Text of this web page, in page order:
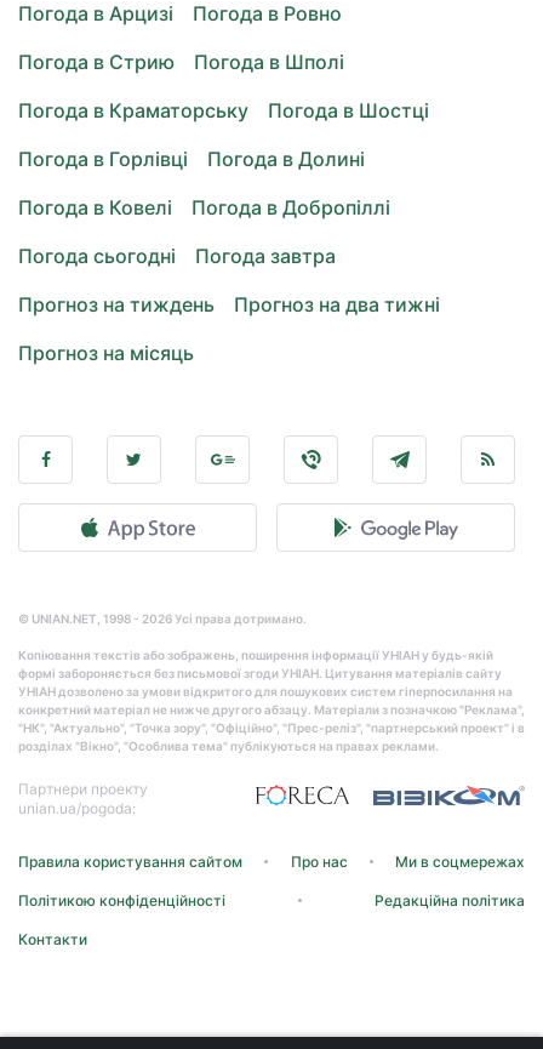
Погода в Арцизі
Погода в Ровно
Погода в Стрию
Погода в Шполі
Погода в Краматорську
Погода в Шостці
Погода в Горлівці
Погода в Долині
Погода в Ковелі
Погода в Добропіллі
Погода сьогодні
Погода завтра
Прогноз на тиждень
Прогноз на два тижні
Прогноз на місяць
© UNIAN.NET, 1998 - 2026 Усі права дотримано.
Копіювання текстів або зображень, поширення інформації УНІАН у будь-якій
формі забороняється без письмової згоди УНІАН. Цитування матеріалів сайту
УНІАН дозволено за умови відкритого для пошукових систем гіперпосилання на
конкретний матеріал не нижче другого абзацу. Матеріали з позначкою "Реклама",
"НК", "Актуально", "Точка зору", "Офіційно", "Прес-реліз", "партнерський проект" і в
розділах "Вікно", "Особлива тема" публікуються на правах реклами.
Партнери проекту
unian.ua/pogoda:
Правила користування сайтом Про нас Ми в соцмережах
Політикою конфіденційності Редакційна політика
Контакти